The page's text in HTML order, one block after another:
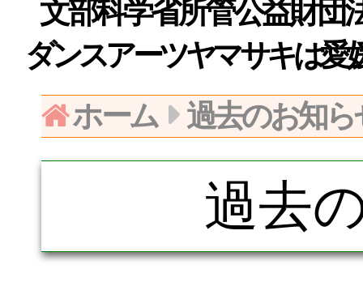
文部科学省所管公益財団
ダンスアーツヤマサキは愛
ホーム
過去のお知ら
過去